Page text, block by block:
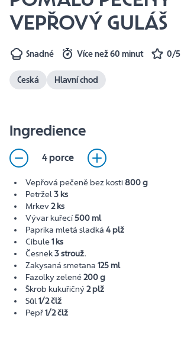
VEPŘOVÝ GULÁŠ
Snadné Více než 60 minut 0/5
Česká Hlavní chod
Ingredience
4 porce
Vepřová pečeně bez kosti 800 g
Petržel3 ks
Mrkev2 ks
Vývar kuřecí500 ml
Paprika mletá sladká 4 plž
Cibule1 ks
Česnek3 strouž.
Zakysaná smetana 125 ml
Fazolky zelené200 g
Škrob kukuřičný2 plž
Sůl1/2 člž
Pepř1/2 člž